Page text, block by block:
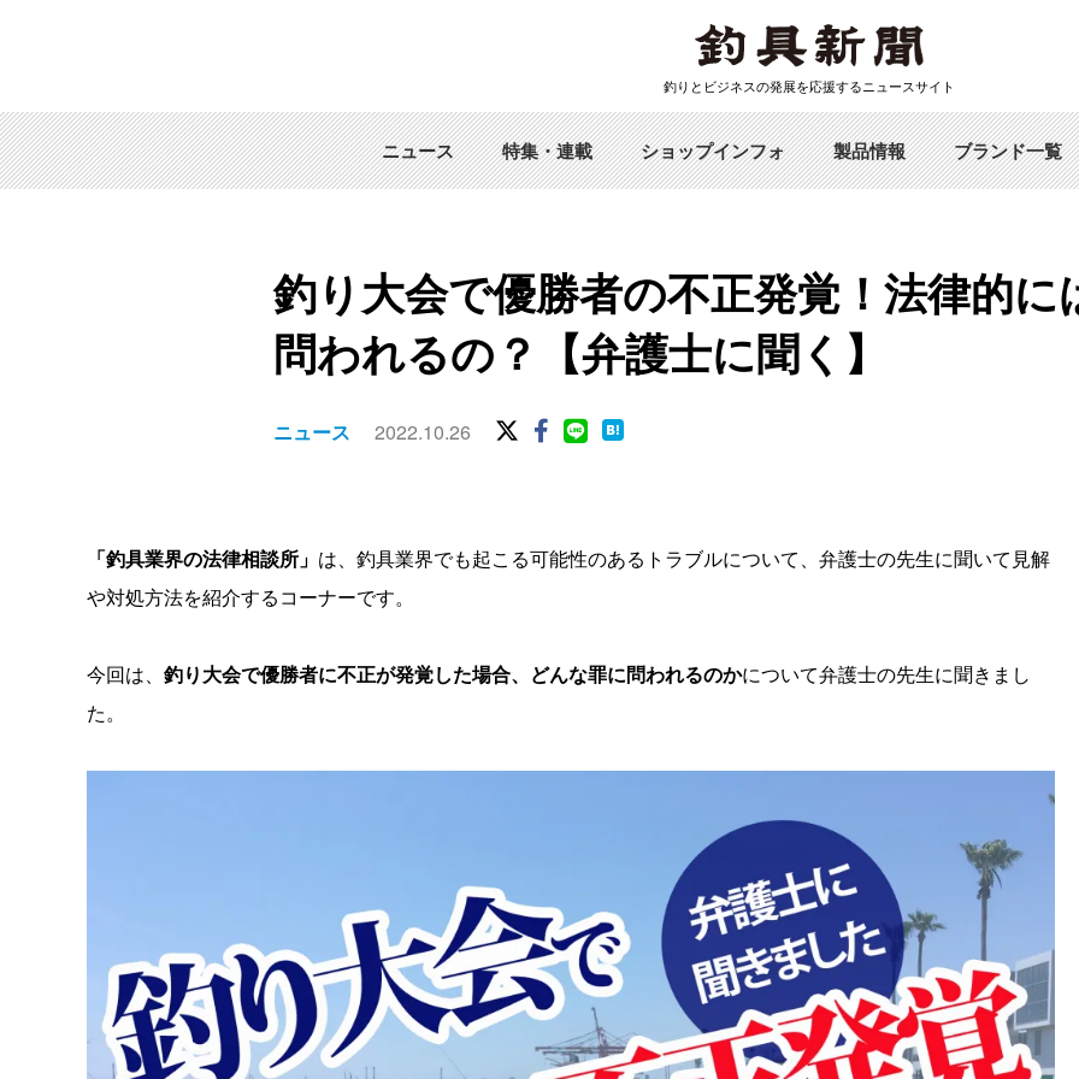
釣りとビジネスの発展を応援するニュースサイト
ニュース 特集・連載 ショップインフォ 製品情報 ブランド一覧
釣り大会で優勝者の不正発覚！法律的
問われるの？【弁護士に聞く】
ニュース 2022.10.26
「釣具業界の法律相談所」 は、釣具業界でも起こる可能性のあるトラブルについて、弁護士の先生に聞いて見解
や対処方法を紹介するコーナーです。
今回は、 釣り大会で優勝者に不正が発覚した場合、どんな罪に問われるのかについて弁護士の先生に聞きまし
た。